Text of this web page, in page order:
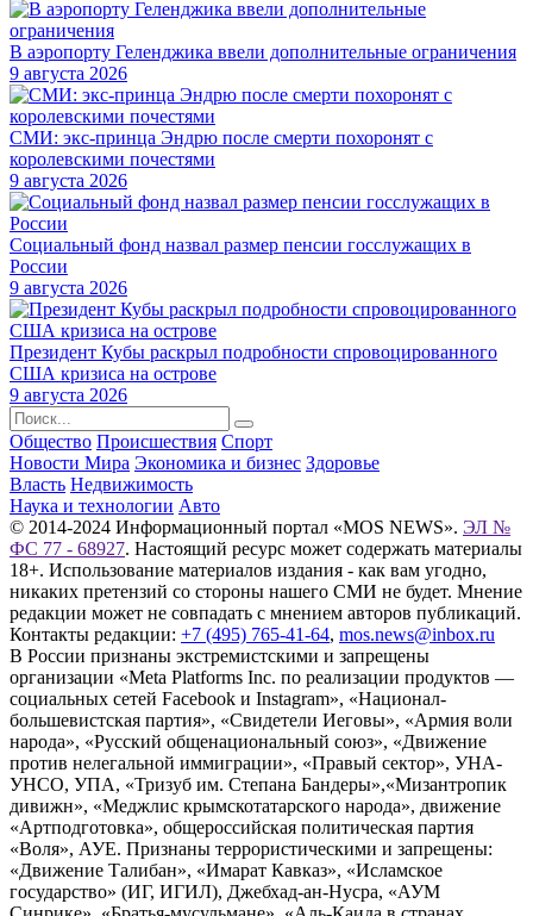
В аэропорту Геленджика ввели дополнительные ограничения
9 августа 2026
СМИ: экс-принца Эндрю после смерти похоронят с
королевскими почестями
9 августа 2026
Социальный фонд назвал размер пенсии госслужащих в
России
9 августа 2026
Президент Кубы раскрыл подробности спровоцированного
США кризиса на острове
9 августа 2026
Общество Происшествия Спорт
Новости Мира Экономика и бизнес Здоровье
Власть Недвижимость
Наука и технологии Авто
© 2014-2024 Информационный портал «MOS NEWS». ЭЛ №
ФС 77 - 68927. Настоящий ресурс может содержать материалы
18+. Использование материалов издания - как вам угодно,
никаких претензий со стороны нашего СМИ не будет. Мнение
редакции может не совпадать с мнением авторов публикаций.
Контакты редакции: +7 (495) 765-41-64, mos.news@inbox.ru
В России признаны экстремистскими и запрещены
организации «Meta Platforms Inc. по реализации продуктов —
социальных сетей Facebook и Instagram», «Национал-
большевистская партия», «Свидетели Иеговы», «Армия воли
народа», «Русский общенациональный союз», «Движение
против нелегальной иммиграции», «Правый сектор», УНА-
УНСО, УПА, «Тризуб им. Степана Бандеры»,«Мизантропик
дивижн», «Меджлис крымскотатарского народа», движение
«Артподготовка», общероссийская политическая партия
«Воля», АУЕ. Признаны террористическими и запрещены:
«Движение Талибан», «Имарат Кавказ», «Исламское
государство» (ИГ, ИГИЛ), Джебхад-ан-Нусра, «АУМ